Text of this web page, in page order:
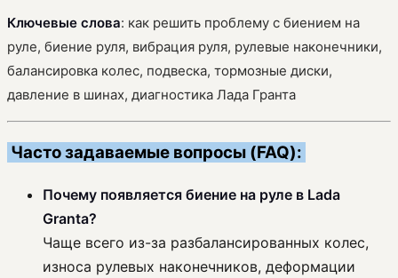
Ключевые слова: как решить проблему с биением на
руле, биение руля, вибрация руля, рулевые наконечники,
балансировка колес, подвеска, тормозные диски,
давление в шинах, диагностика Лада Гранта
Часто задаваемые вопросы (FAQ):
Почему появляется биение на руле в Lada
Granta?
Чаще всего из-за разбалансированных колес,
износа рулевых наконечников, деформации